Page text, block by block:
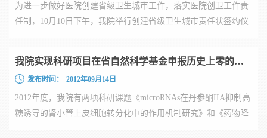
为进一步做好医院创建省级卫生城市工作，落实医院创卫工作责
任制，10月10日下午，我院举行创建省级卫生城市责任状签约仪
我院实现科研项目在省自然科学基金申报历史上零的突破
发布时间： 2012年09月14日
2012年度，我院有两项科研课题《microRNAs在丹参酮IIA抑制高
糖诱导的肾小管上皮细胞转分化中的作用机制研究》和《药物降